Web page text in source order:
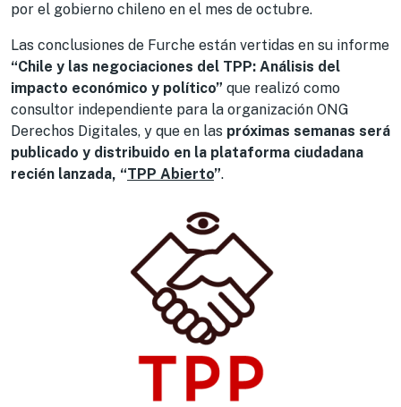
por el gobierno chileno en el mes de octubre.
Las conclusiones de Furche están vertidas en su informe
“Chile y las negociaciones del TPP: Análisis del
impacto económico y político” que realizó como
consultor independiente para la organización ONG
Derechos Digitales, y que en las próximas semanas será
publicado y distribuido en la plataforma ciudadana
recién lanzada, “TPP Abierto”.